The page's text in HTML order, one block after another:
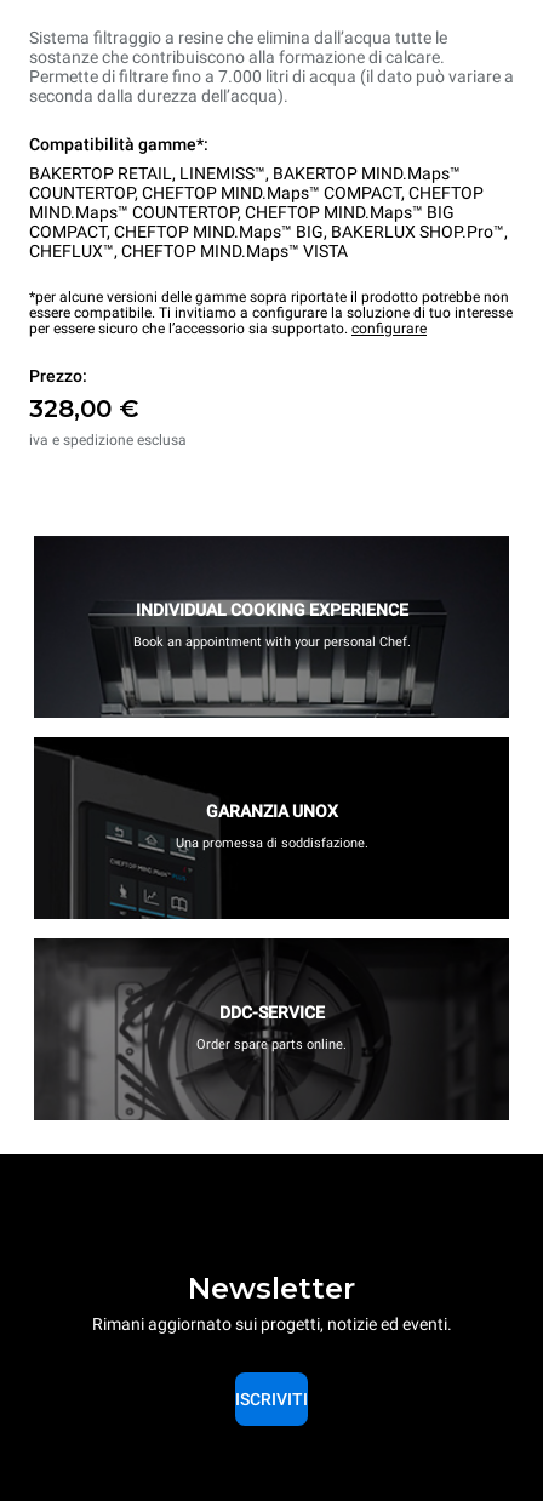
Sistema filtraggio a resine che elimina dall’acqua tutte le
sostanze che contribuiscono alla formazione di calcare.
Permette di filtrare fino a 7.000 litri di acqua (il dato può variare a
seconda dalla durezza dell’acqua).
Compatibilità gamme*:
BAKERTOP RETAIL , LINEMISS™, BAKERTOP MIND.Maps™
COUNTERTOP, CHEFTOP MIND.Maps™ COMPACT, CHEFTOP
MIND.Maps™ COUNTERTOP, CHEFTOP MIND.Maps™ BIG
COMPACT, CHEFTOP MIND.Maps™ BIG, BAKERLUX SHOP.Pro™,
CHEFLUX™, CHEFTOP MIND.Maps™ VISTA
*per alcune versioni delle gamme sopra riportate il prodotto potrebbe non
essere compatibile. Ti invitiamo a configurare la soluzione di tuo interesse
per essere sicuro che l’accessorio sia supportato. configurare
Prezzo:
328,00 €
iva e spedizione esclusa
INDIVIDUAL COOKING EXPERIENCE
Book an appointment with your personal Chef.
GARANZIA UNOX
Una promessa di soddisfazione.
DDC-SERVICE
Order spare parts online.
Newsletter
Rimani aggiornato sui progetti, notizie ed eventi.
ISCRIVITI